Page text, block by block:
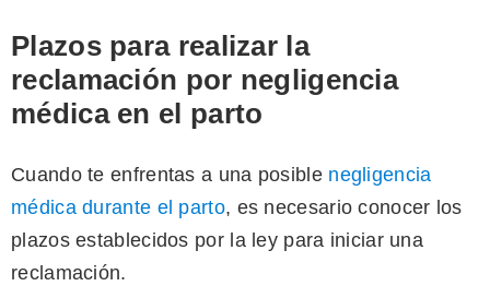
Plazos para realizar la
reclamación por negligencia
médica en el parto
Cuando te enfrentas a una posible negligencia
médica durante el parto, es necesario conocer los
plazos establecidos por la ley para iniciar una
reclamación.